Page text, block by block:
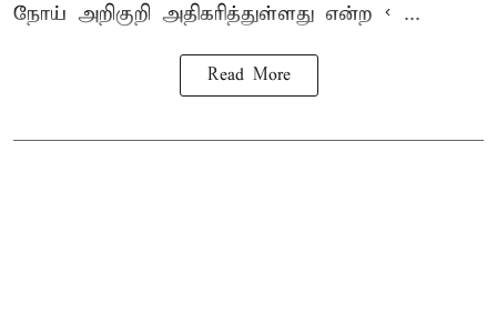
நோய் அறிகுறி அதிகரித்துள்ளது என்ற < ...
Read More